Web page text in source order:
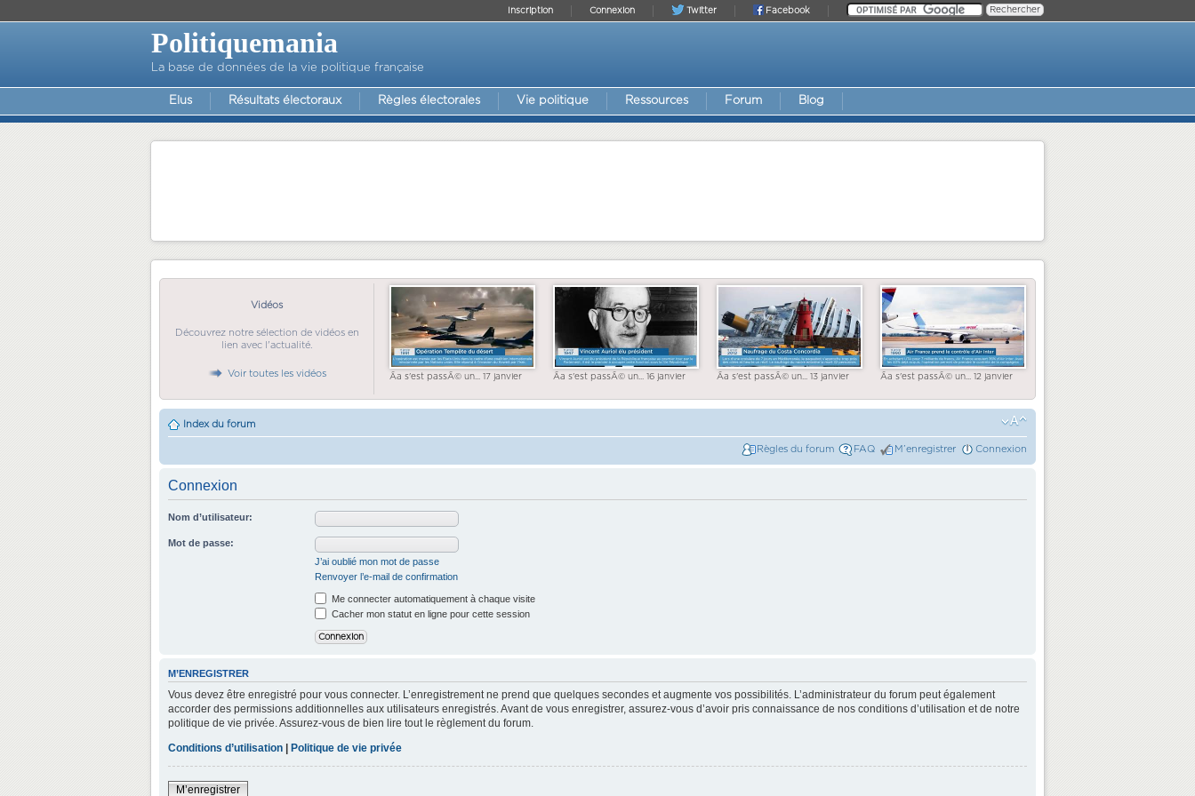
Facebook
Twitter
Connexion
Inscription
Politiquemania
La base de données de la vie politique française
Elus Résultats électoraux Règles électorales Vie politique Ressources Forum Blog
Vidéos
Découvrez notre sélection de vidéos en
lien avec l'actualité.
Voir toutes les vidéos Ãa s'est passÃ© un... 17 janvier Ãa s'est passÃ© un... 16 janvier Ãa s'est passÃ© un... 13 janvier Ãa s'est passÃ© un... 12 janvier
Index du forum
Règles du forum FAQ M’enregistrer Connexion
Connexion
Nom d’utilisateur:
Mot de passe:
J’ai oublié mon mot de passe
Renvoyer l’e-mail de confirmation
Me connecter automatiquement à chaque visite
Cacher mon statut en ligne pour cette session
M’ENREGISTRER
Vous devez être enregistré pour vous connecter. L’enregistrement ne prend que quelques secondes et augmente vos possibilités. L’administrateur du forum peut également
accorder des permissions additionnelles aux utilisateurs enregistrés. Avant de vous enregistrer, assurez-vous d’avoir pris connaissance de nos conditions d’utilisation et de notre
politique de vie privée. Assurez-vous de bien lire tout le règlement du forum.
Conditions d’utilisation | Politique de vie privée
M’enregistrer